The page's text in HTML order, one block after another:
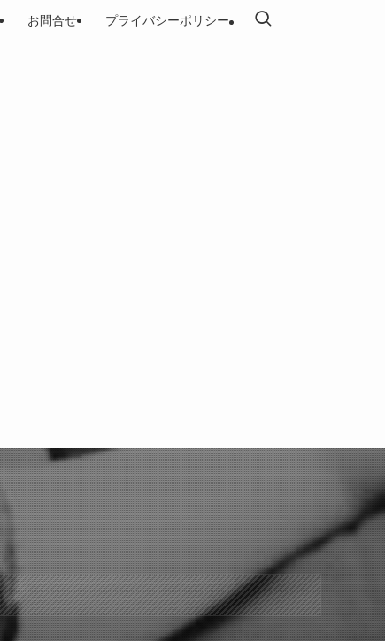
お問合せ プライバシーポリシー